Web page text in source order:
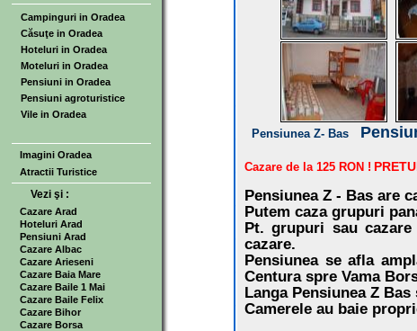
Campinguri in Oradea
Căsuţe in Oradea
Hoteluri in Oradea
Moteluri in Oradea
Pensiuni in Oradea
Pensiuni agroturistice
Vile in Oradea
Imagini Oradea
Atractii Turistice
Vezi şi :
Cazare Arad
Hoteluri Arad
Pensiuni Arad
Cazare Albac
Cazare Arieseni
Cazare Baia Mare
Cazare Baile 1 Mai
Cazare Baile Felix
Cazare Bihor
Cazare Borsa
Pensiunea Z- Bas
Cazare de la 125 RON !
Pensiunea Z - Bas are
Putem caza grupuri
Pt. grupuri sau
cazare.
Pensiunea se afla
Centura spre Vama
Langa Pensiunea Z
Camerele au baie